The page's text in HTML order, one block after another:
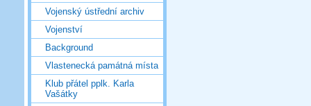
Vojenský ústřední archiv
Vojenství
Background
Vlastenecká památná místa
Klub přátel pplk. Karla
Vašátky